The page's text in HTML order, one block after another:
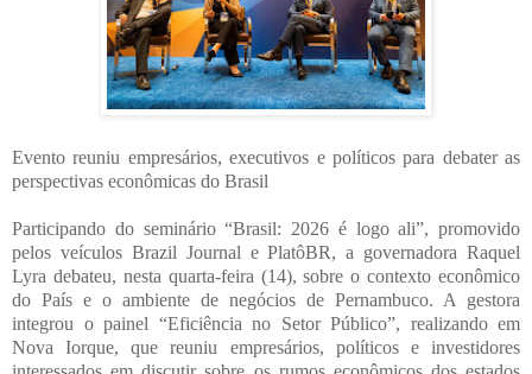
Evento reuniu empresários, executivos e políticos para debater as
perspectivas econômicas do Brasil
Participando do seminário “Brasil: 2026 é logo ali”, promovido
pelos veículos Brazil Journal e PlatôBR, a governadora Raquel
Lyra debateu, nesta quarta-feira (14), sobre o contexto econômico
do País e o ambiente de negócios de Pernambuco. A gestora
integrou o painel “Eficiência no Setor Público”, realizando em
Nova Iorque, que reuniu empresários, políticos e investidores